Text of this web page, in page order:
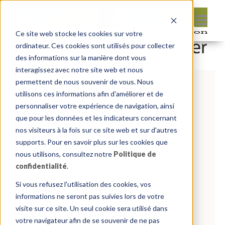
Ce site web stocke les cookies sur votre
ordinateur. Ces cookies sont utilisés pour collecter
des informations sur la manière dont vous
interagissez avec notre site web et nous
permettent de nous souvenir de vous. Nous
utilisons ces informations afin d'améliorer et de
personnaliser votre expérience de navigation, ainsi
que pour les données et les indicateurs concernant
nos visiteurs à la fois sur ce site web et sur d'autres
supports. Pour en savoir plus sur les cookies que
nous utilisons, consultez notre Politique de
confidentialité.
Si vous refusez l'utilisation des cookies, vos
informations ne seront pas suivies lors de votre
visite sur ce site. Un seul cookie sera utilisé dans
votre navigateur afin de se souvenir de ne pas
Les cinq questions les plus
fréquentes sur APEX
By: Rédaction Insum On:12 mars
2019
Les bases de l’utilisation
Comments:0